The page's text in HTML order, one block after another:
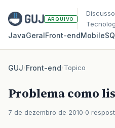
ARQUIVO
JavaGeralFront‑endMobile
GUJ/Front-end/Topico
Problema como
7 de dezembro de 2010 0